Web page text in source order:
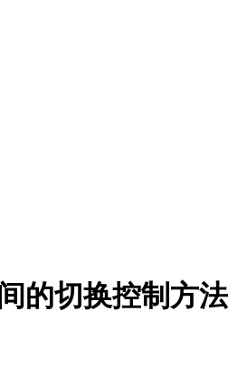
的切换控制方法